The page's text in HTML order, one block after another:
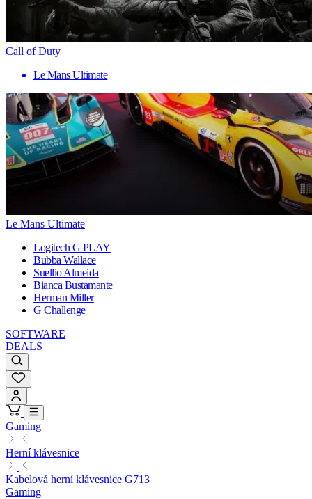
Call of Duty
Le Mans Ultimate
Le Mans Ultimate
Logitech G PLAY
Bubba Wallace
Suellio Almeida
Bianca Bustamante
Herman Miller
G Challenge
SOFTWARE
DEALS
Gaming
Herní klávesnice
Kabelová herní klávesnice G713
Gaming